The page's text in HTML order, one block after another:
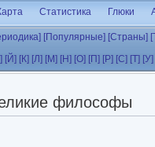
Статистика Глюки
[Популярные] [Страны]
[Й] [К] [Л] [М] [Н] [О] [П] [Р] [С] [Т] [У]
философы